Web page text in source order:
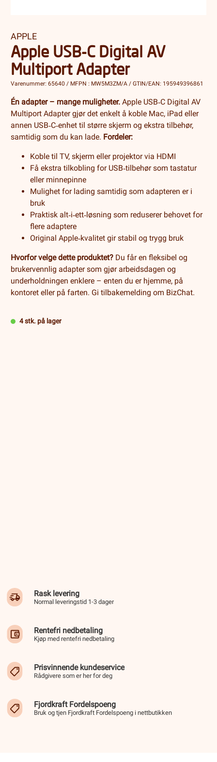
APPLE
Apple USB-C Digital AV
Multiport Adapter
Varenummer: 65640 / MFPN : MW5M3ZM/A / GTIN/EAN: 195949396861
Én adapter – mange muligheter. Apple USB‑C Digital AV
Multiport Adapter gjør det enkelt å koble Mac, iPad eller
annen USB‑C‑enhet til større skjerm og ekstra tilbehør,
samtidig som du kan lade. Fordeler:
Koble til TV, skjerm eller projektor via HDMI
Få ekstra tilkobling for USB‑tilbehør som tastatur
eller minnepinne
Mulighet for lading samtidig som adapteren er i
bruk
Praktisk alt‑i‑ett‑løsning som reduserer behovet for
flere adaptere
Original Apple‑kvalitet gir stabil og trygg bruk
Hvorfor velge dette produktet? Du får en fleksibel og
brukervennlig adapter som gjør arbeidsdagen og
underholdningen enklere – enten du er hjemme, på
kontoret eller på farten. Gi tilbakemelding om BizChat.
4 stk. på lager
Rask levering
Normal leveringstid 1-3 dager
Rentefri nedbetaling
Kjøp med rentefri nedbetaling
Prisvinnende kundeservice
Rådgivere som er her for deg
Fjordkraft Fordelspoeng
Bruk og tjen Fjordkraft Fordelspoeng i nettbutikken